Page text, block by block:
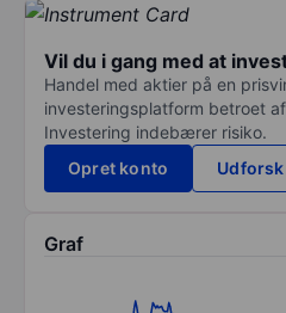
Vil du i gang med at
Handel med aktier på en
investeringsplatform betroet
Investering indebærer risiko.
Opret konto
Graf